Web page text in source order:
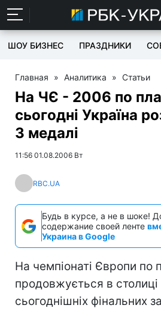
ШОУ БИЗНЕС ПРАЗДНИКИ
Главная » Аналитика » Статьи
На ЧЄ - 2006 по
сьогодні Україна
3 медалі
11:56 01.08.2006 Вт
RBC.UA
Будь в курсе, а не в шоке!
содержание своей ленте
Украина в Google
На чемпіонаті Європи
продовжується в
сьогоднішніх фінальних